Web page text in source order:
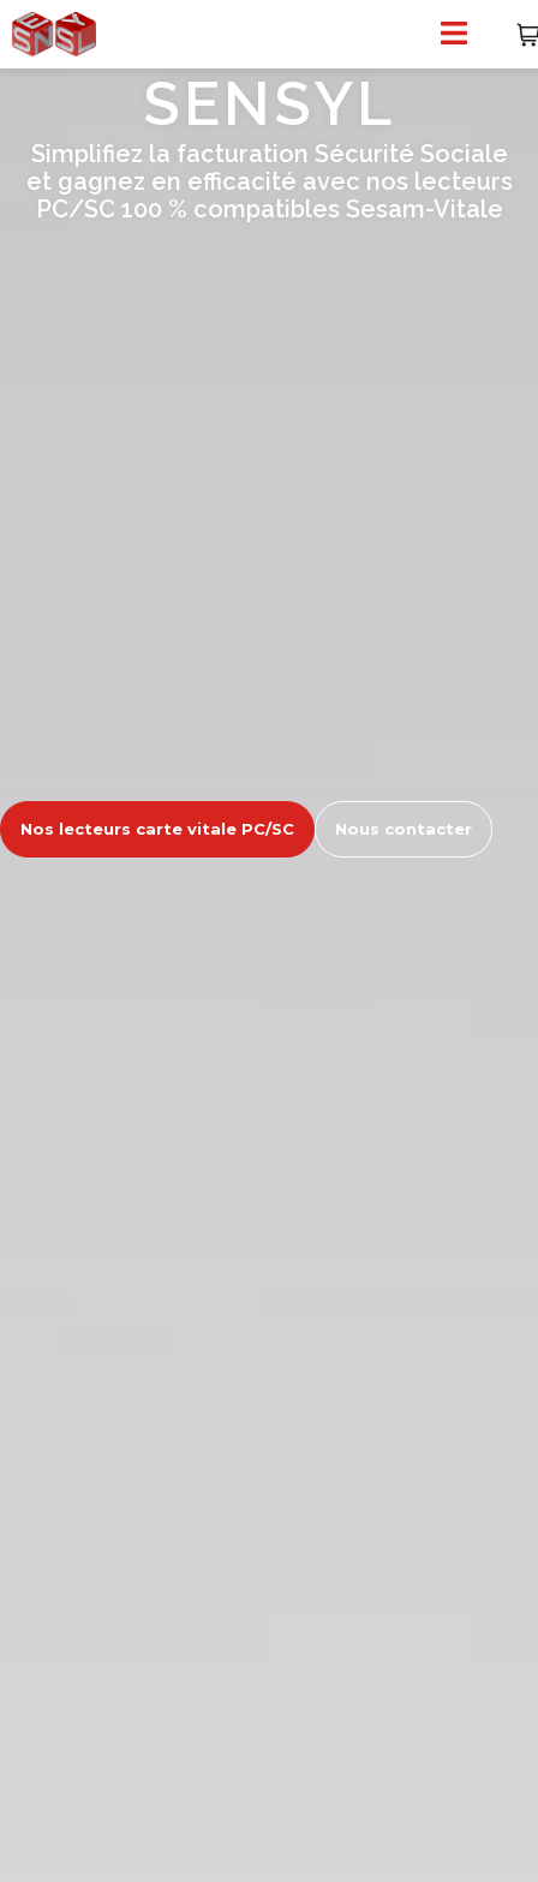
SENSYL
Simplifiez la facturation Sécurité Sociale
et gagnez en efficacité avec nos lecteurs
PC/SC 100 % compatibles Sesam-Vitale
Nos lecteurs carte vitale PC/SC Nous contacter